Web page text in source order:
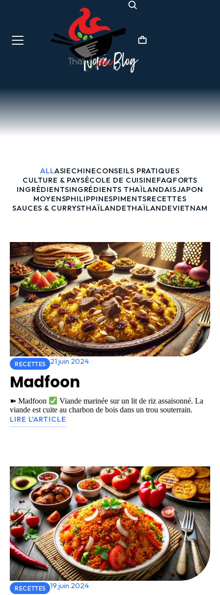
Notre Blog
ALLASIECHINECONSEILS PRATIQUES
CULTURE & PAYSÉCOLE DE CUISINEFAQFORTS
INGRÉDIENTSINGRÉDIENTS THAÏLANDAISJAPON
MOYENSPHILIPPINESPIMENTSRECETTES
SAUCES & CURRYSTHAÏLANDETHAÏLANDEVIETNAM
RECETTES 21 juin 2024
Madfoon
➽ Madfoon
Viande marinée sur un lit de riz assaisonné. La
viande est cuite au charbon de bois dans un trou souterrain.
LIRE L'ARTICLE
RECETTES 19 juin 2024